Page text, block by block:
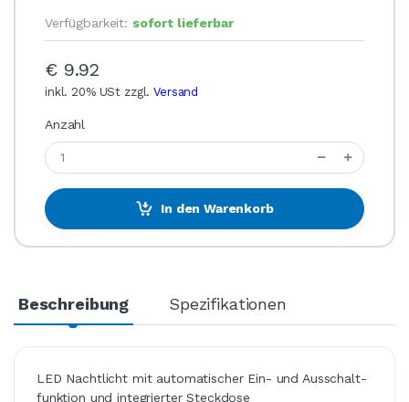
Verfügbarkeit: sofort lieferbar
€ 9.92
inkl. 20% USt zzgl.Versand
Anzahl
In den Warenkorb
Beschreibung Spezifikationen
LED Nachtlicht mit automatischer Ein- und Ausschalt-
funktion und integrierter Steckdose